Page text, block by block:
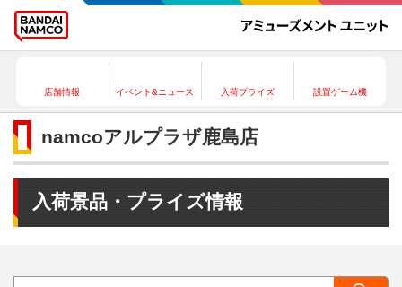
店舗情報 イベント&ニュース 入荷プライズ 設置ゲーム機
namcoアルプラザ鹿島店
入荷景品・プライズ情報